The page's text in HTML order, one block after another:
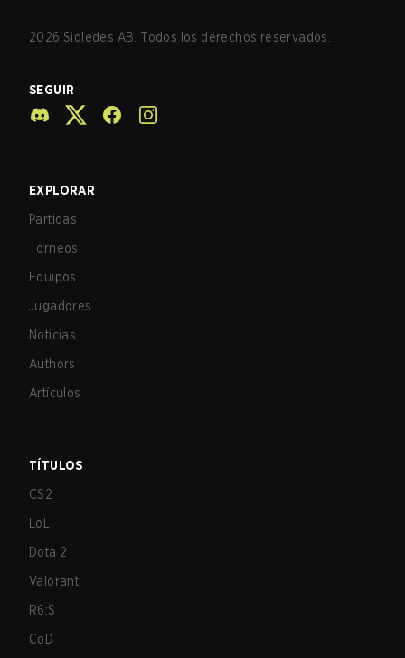
2026 Sidledes AB. Todos los derechos reservados.
SEGUIR
EXPLORAR
Partidas
Torneos
Equipos
Jugadores
Noticias
Authors
Artículos
TÍTULOS
CS2
LoL
Dota 2
Valorant
R6:S
CoD